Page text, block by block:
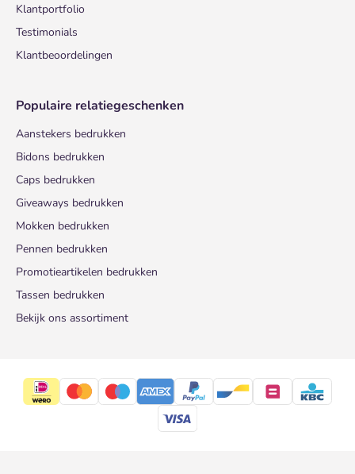
Klantportfolio
Testimonials
Klantbeoordelingen
Populaire relatiegeschenken
Aanstekers bedrukken
Bidons bedrukken
Caps bedrukken
Giveaways bedrukken
Mokken bedrukken
Pennen bedrukken
Promotieartikelen bedrukken
Tassen bedrukken
Bekijk ons assortiment